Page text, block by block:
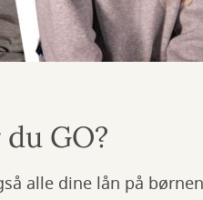
GO?
alle dine lån på